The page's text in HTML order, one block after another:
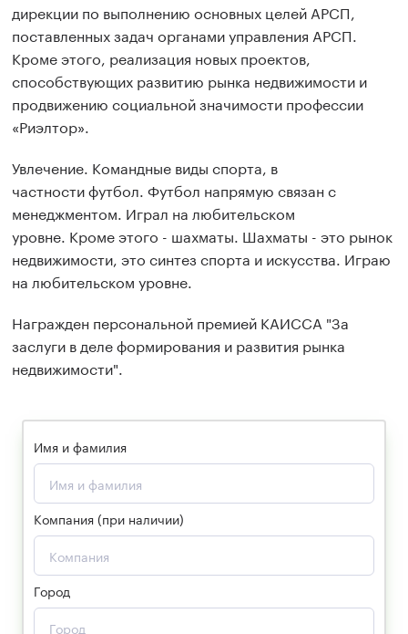
дирекции по выполнению основных целей АРСП,
поставленных задач органами управления АРСП.
Кроме этого, реализация новых проектов,
способствующих развитию рынка недвижимости и
продвижению социальной значимости профессии
«Риэлтор».
Увлечение. Командные виды спорта, в
частностифутбол. Футбол напрямую связанс
менеджментом. Играл на любительском
уровне. Кроме этого - шахматы. Шахматы - это рынок
недвижимости, это синтез спорта и искусства. Играю
на любительском уровне.
Награжден персональной премией КАИССА "За
заслуги в деле формирования и развития рынка
недвижимости".
Имя и фамилия
Компания (при наличии)
Город